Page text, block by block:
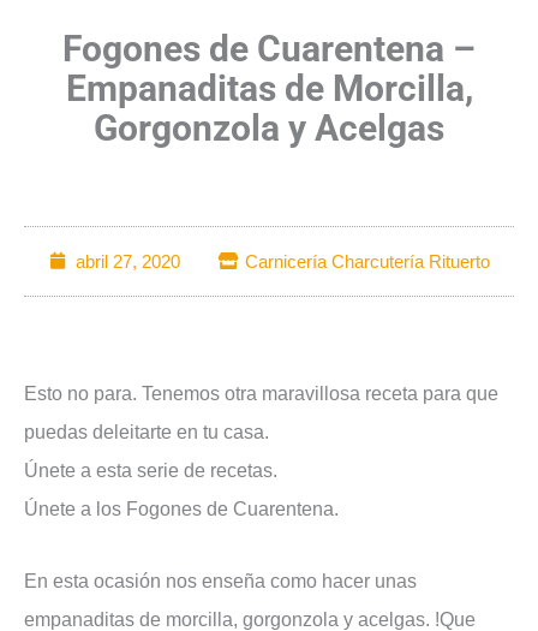
Fogones de Cuarentena –
Empanaditas de Morcilla,
Gorgonzola y Acelgas
abril 27, 2020 Carnicería Charcutería Rituerto
Esto no para. Tenemos otra maravillosa receta para que
puedas deleitarte en tu casa.
Únete a esta serie de recetas.
Únete a los Fogones de Cuarentena.
En esta ocasión nos enseña como hacer unas
empanaditas de morcilla, gorgonzola y acelgas. !Que